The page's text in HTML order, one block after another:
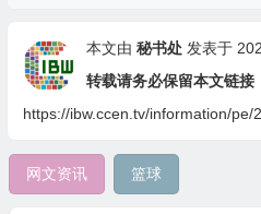
本文由 秘书处发表于
转载请务必保留本文链接
https://ibw.ccen.tv/information/pe/
网文资讯 篮球